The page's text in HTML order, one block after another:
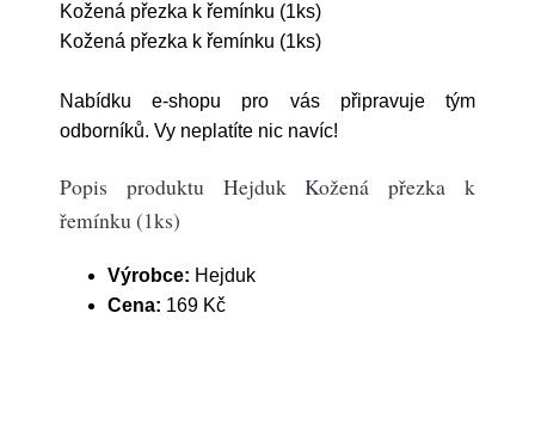
Kožená přezka k řemínku (1ks)
Kožená přezka k řemínku (1ks)
Nabídku e-shopu pro vás připravuje tým
odborníků. Vy neplatíte nic navíc!
Popis produktu Hejduk Kožená přezka k
řemínku (1ks)
Výrobce: Hejduk
Cena: 169 Kč